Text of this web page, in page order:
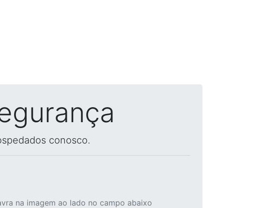
conosco.
na imagem ao lado no campo abaixo